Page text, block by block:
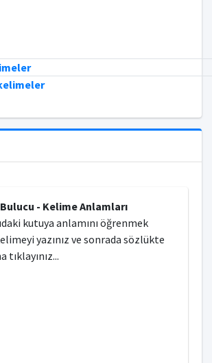
- Kelime Anlamları
kutuya anlamını öğrenmek
yazınız ve sonrada sözlükte
tıklayınız...